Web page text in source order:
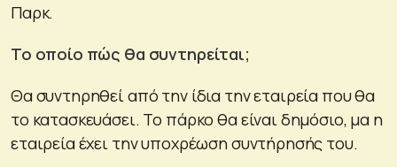
Παρκ.
Το οποίο πώς θα συντηρείται;
Θα συντηρηθεί από την ίδια την εταιρεία που θα
το κατασκευάσει. Το πάρκο θα είναι δημόσιο, μα η
εταιρεία έχει την υποχρέωση συντήρησής του.